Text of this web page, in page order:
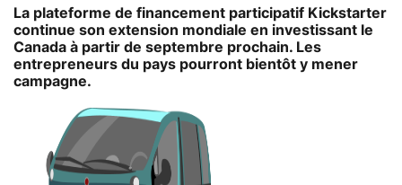
La plateforme de financement participatif Kickstarter
continue son extension mondiale en investissant le
Canada à partir de septembre prochain. Les
entrepreneurs du pays pourront bientôt y mener
campagne.